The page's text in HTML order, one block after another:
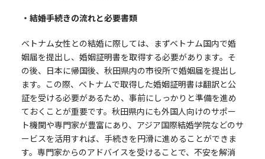
・結婚手続きの流れと必要書類
ベトナム女性との結婚に際しては、まずベトナム国内で婚
姻届を提出し、婚姻証明書を取得する必要があります。そ
の後、日本に帰国後、秋田県内の市役所で婚姻届を提出し
ます。この際、ベトナムで取得した婚姻証明書は翻訳と公
証を受ける必要があるため、事前にしっかりと準備を進め
ておくことが重要です。秋田県内にも外国人向けのサポー
ト機関や専門家が豊富にあり、アジア国際結婚学院などのサ
ービスを活用すれば、手続きを円滑に進めることができま
す。専門家からのアドバイスを受けることで、不安を解消